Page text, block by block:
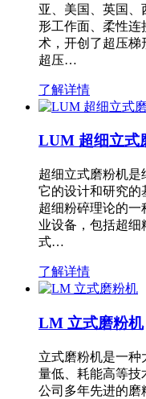
亚、美国、英国
形工作面、柔性连
术，开创了超压梯
超压…
了解详情
LUM 超细立式
超细立式磨粉机是
它的设计和研究的
超细粉碎理论的
业设备，包括超
式…
了解详情
LM 立式磨粉机
立式磨粉机是一
量低、耗能高等技
公司多年先进的磨